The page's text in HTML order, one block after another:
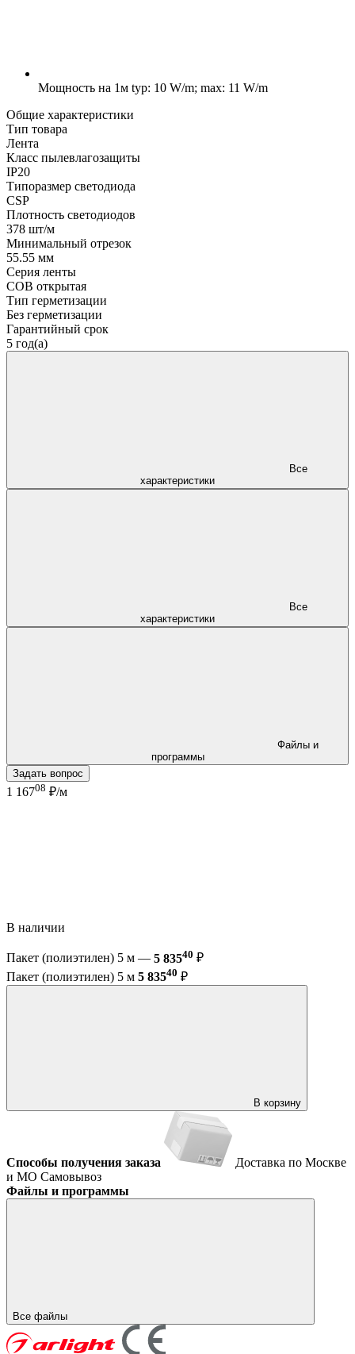
Мощность на 1м typ: 10 W/m; max: 11 W/m
Общие характеристики
Тип товара
Лента
Класс пылевлагозащиты
IP20
Типоразмер светодиода
CSP
Плотность светодиодов
378 шт/м
Минимальный отрезок
55.55 мм
Серия ленты
COB открытая
Тип герметизации
Без герметизации
Гарантийный срок
5 год(а)
характеристики
характеристики
программы
Задать вопрос
1 16708 ₽/м
В наличии
Пакет (полиэтилен) 5 м — 5 83540 ₽
Пакет (полиэтилен) 5 м 5 83540 ₽
В корзину
Способы получения заказа
Доставка по Москве
и МО Самовывоз
Файлы и программы
Все файлы